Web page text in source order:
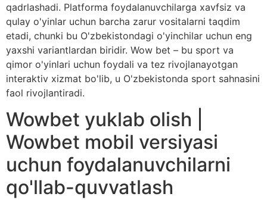
qadrlashadi. Platforma foydalanuvchilarga xavfsiz va
qulay o'yinlar uchun barcha zarur vositalarni taqdim
etadi, chunki bu O'zbekistondagi o'yinchilar uchun eng
yaxshi variantlardan biridir. Wow bet – bu sport va
qimor o'yinlari uchun foydali va tez rivojlanayotgan
interaktiv xizmat bo'lib, u O'zbekistonda sport sahnasini
faol rivojlantiradi.
Wowbet yuklab olish |
Wowbet mobil versiyasi
uchun foydalanuvchilarni
qo'llab-quvvatlash